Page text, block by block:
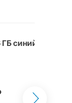
синий